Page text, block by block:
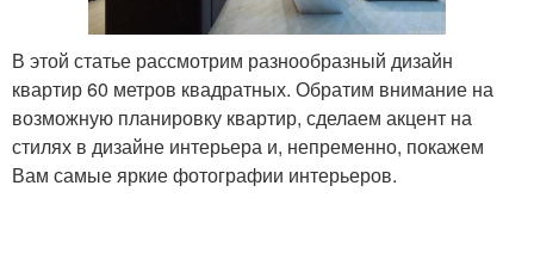
В этой статье рассмотрим разнообразный дизайн
квартир 60 метров квадратных. Обратим внимание на
возможную планировку квартир, сделаем акцент на
стилях в дизайне интерьера и, непременно, покажем
Вам самые яркие фотографии интерьеров.